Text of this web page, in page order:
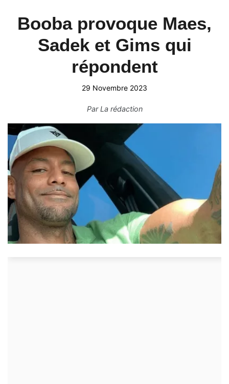
Booba provoque Maes,
Sadek et Gims qui
répondent
29 Novembre 2023
ParLa rédaction